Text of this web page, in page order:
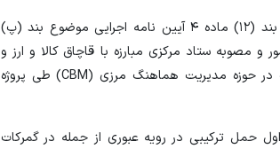
به گزارش شادا، این اقدام در راستای تحقق تکلیف بند (۱۲) ماده ۴ آیین نامه اجرایی موضوع بند (پ)
و مصوبه ستاد مرکزی مبارزه با قاچاق کالا و ارز و
همچنین اجرای سیاست‌های وزارت اقتصاد و دولت در حوزه مدیریت هماهنگ مرزی (CBM) طی پروژه
حمل ترکیبی در رویه عبوری از جمله در گمرکات